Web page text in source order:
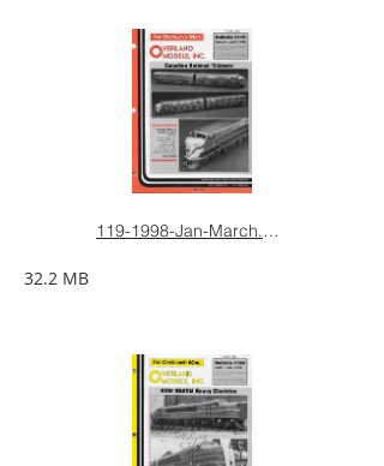
119-1998-Jan-March.pdf
32.2 MB